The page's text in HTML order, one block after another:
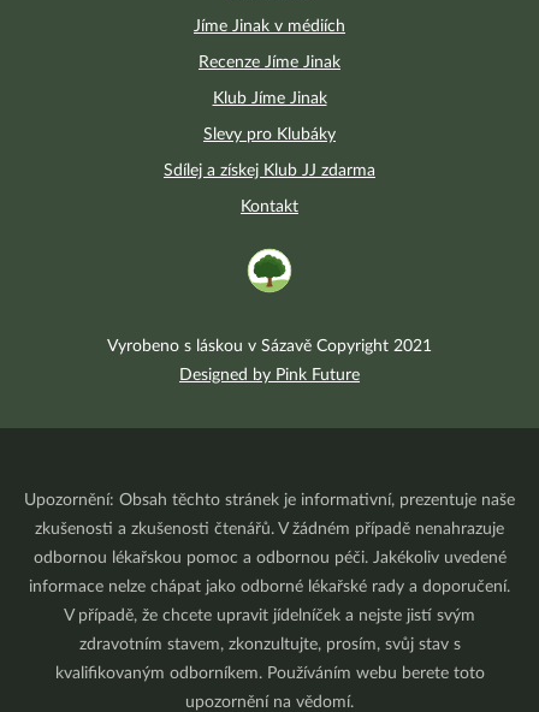
Jíme Jinak v médiích
Recenze Jíme Jinak
Klub Jíme Jinak
Slevy pro Klubáky
Sdílej a získej Klub JJ zdarma
Kontakt
Vyrobeno s láskou v Sázavě Copyright 2021
Designed by Pink Future
Upozornění: Obsah těchto stránek je informativní, prezentuje naše
zkušenosti a zkušenosti čtenářů. V žádném případě nenahrazuje
odbornou lékařskou pomoc a odbornou péči. Jakékoliv uvedené
informace nelze chápat jako odborné lékařské rady a doporučení.
V případě, že chcete upravit jídelníček a nejste jistí svým
zdravotním stavem, zkonzultujte, prosím, svůj stav s
kvalifikovaným odborníkem. Používáním webu berete toto
upozornění na vědomí.